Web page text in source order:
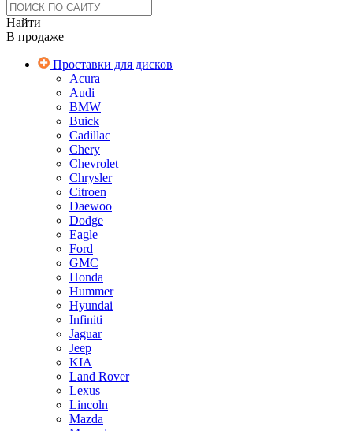
Найти
В продаже
Проставки для дисков
Acura
Audi
BMW
Buick
Cadillac
Chery
Chevrolet
Chrysler
Citroen
Daewoo
Dodge
Eagle
Ford
GMC
Honda
Hummer
Hyundai
Infiniti
Jaguar
Jeep
KIA
Land Rover
Lexus
Lincoln
Mazda